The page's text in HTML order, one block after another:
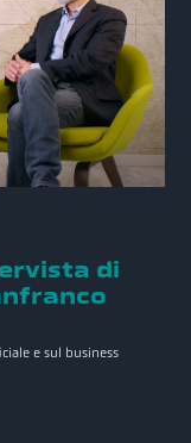
di
e sul business